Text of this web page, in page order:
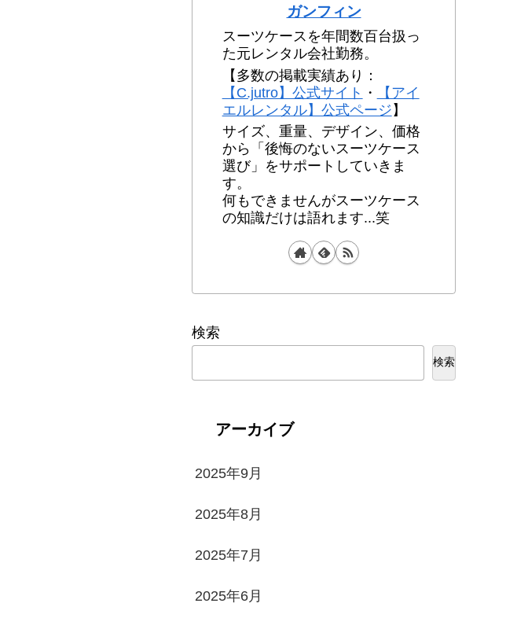
ガンフィン
スーツケースを年間数百台扱っ
た元レンタル会社勤務。
【多数の掲載実績あり：
【C.jutro】公式サイト ・
【アイ
エルレンタル】公式ページ 】
サイズ、重量、デザイン、価格
から「後悔のないスーツケース
選び」をサポートしていきま
す。
何もできませんがスーツケース
の知識だけは語れます...笑
検索
検索
アーカイブ
2025年9月
2025年8月
2025年7月
2025年6月